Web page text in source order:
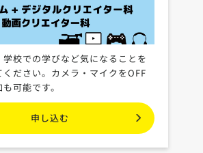
校での学びなど気になることを
ださい。カメラ・マイクをOFF
可能です。
申し込む